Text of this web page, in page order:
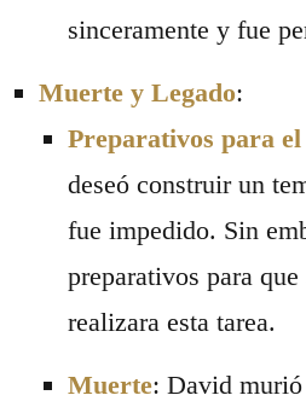
sinceramente y fue
Muerte y Legado:
Preparativos para
deseó construir un
fue impedido. Sin
preparativos para
realizara esta tarea.
Muerte: David murió